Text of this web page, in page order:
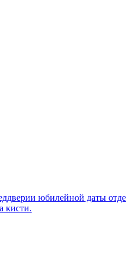
юбилейной даты
кисти.